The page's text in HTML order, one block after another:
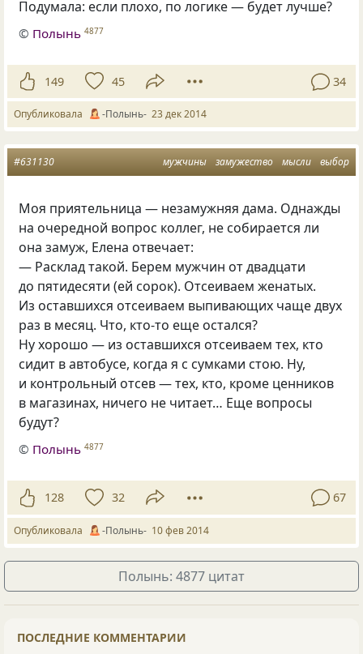
Подумала: если плохо, по логике — будет лучше?
© Полынь 4877
149 45 34
Опубликовала -Полынь- 23 дек 2014
мужчины замужество мысли выбор
#631130
Моя приятельница — незамужняя дама. Однажды
на очередной вопрос коллег, не собирается ли
она замуж, Елена отвечает:
— Расклад такой. Берем мужчин от двадцати
до пятидесяти (ей сорок). Отсеиваем женатых.
Из оставшихся отсеиваем выпивающих чаще двух
раз в месяц. Что, кто-то еще остался?
Ну хорошо — из оставшихся отсеиваем тех, кто
сидит в автобусе, когда я с сумками стою. Ну,
и контрольный отсев — тех, кто, кроме ценников
в магазинах, ничего не читает… Еще вопросы
будут?
© Полынь 4877
128 32 67
Опубликовала -Полынь- 10 фев 2014
Полынь: 4877 цитат
ПОСЛЕДНИЕ КОММЕНТАРИИ